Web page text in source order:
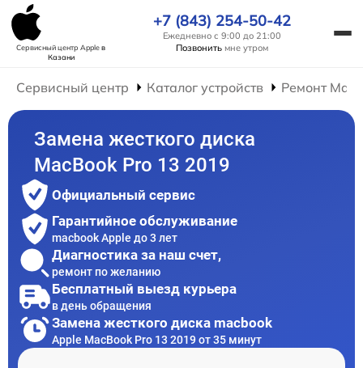
Сервисный центр Appleв
Казани
+7 (843) 254-50-42
Ежедневно с 9:00 до 21:00
Позвонить мне утром
Сервисный центр Каталог устройств Ремонт
Замена жесткого диска
MacBook Pro 13 2019
Официальный сервис
Гарантийное обслуживание
macbook Apple до 3 лет
Диагностика за наш счет,
ремонт по желанию
Бесплатный выезд курьера
в день обращения
Замена жесткого диска macbook
Apple MacBook Pro 13 2019 от 35 минут